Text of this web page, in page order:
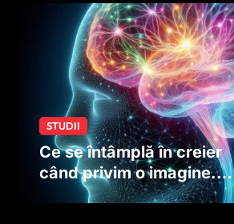
dinainte de naștere
STUDII
Ce se întâmplă în creier
când privim o imagine.
Studiul care explică rolul